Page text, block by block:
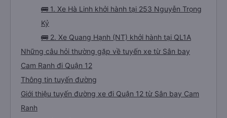
🚌 1. Xe Hà Linh khởi hành tại 253 Nguyễn Trọng
Kỷ
🚌 2. Xe Quang Hạnh (NT) khởi hành tại QL1A
Những câu hỏi thường gặp về tuyến xe từ Sân bay
Cam Ranh đi Quận 12
Thông tin tuyến đường
Giới thiệu tuyến đường xe đi Quận 12 từ Sân bay Cam
Ranh